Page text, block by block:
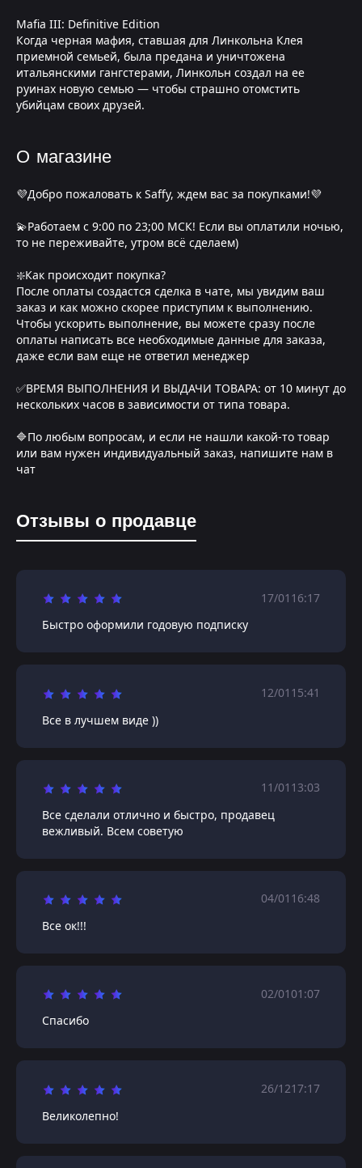
Mafia III: Definitive Edition
Когда черная мафия, ставшая для Линкольна Клея
приемной семьей, была предана и уничтожена
итальянскими гангстерами, Линкольн создал на ее
руинах новую семью — чтобы страшно отомстить
убийцам своих друзей.
О магазине
💜Добро пожаловать к Saffy, ждем вас за покупками!💜
💫Работаем с 9:00 по 23;00 МСК! Если вы оплатили ночью,
то не переживайте, утром всё сделаем)
❇️Как происходит покупка?
После оплаты создастся сделка в чате, мы увидим ваш
заказ и как можно скорее приступим к выполнению.
Чтобы ускорить выполнение, вы можете сразу после
оплаты написать все необходимые данные для заказа,
даже если вам еще не ответил менеджер
✅ВРЕМЯ ВЫПОЛНЕНИЯ И ВЫДАЧИ ТОВАРА: от 10 минут до
нескольких часов в зависимости от типа товара.
🔷По любым вопросам, и если не нашли какой-то товар
или вам нужен индивидуальный заказ, напишите нам в
чат
Отзывы о продавце
17/01 16:17
Быстро оформили годовую подписку
12/01 15:41
Все в лучшем виде ))
11/01 13:03
Все сделали отлично и быстро, продавец
вежливый. Всем советую
04/01 16:48
Все ок!!!
02/0101:07
Спасибо
26/1217:17
Великолепно!